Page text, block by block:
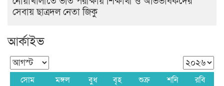
সেবায় ছাত্রদল নেতা জিকু
আর্কাইভ
সোম মঙ্গল বুধ বৃহ শুক্র শনি রবি